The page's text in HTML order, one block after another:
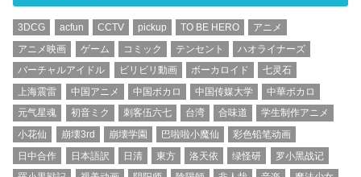
3DCG acfun CCTV pickup TO BE HERO
アニメ
アニメ映画
ゲーム コミック テンセント
ハオライナーズ
バーチャルアイドル
ビリビリ動画 ボーカロイド
七灵石
上海震雷
中国アニメ 中国ボカロ 中国传媒大学
中華ボカロ
元气星魂
初音ミク 刺客伍六七 台湾 合味道
学生制作アニメ
小花仙
崩壊3rd 崩壊学園 巴啦啦小魔仙
彩色铅笔动画
日中合作
日本語訳 日清 東方 洛天依 绿怪研
罗小黑战记